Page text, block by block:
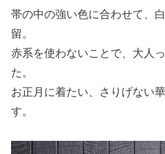
帯の中の強い色に合わせて、
留。
赤系を使わないことで、大人
た。
お正月に着たい、さりげない
す。